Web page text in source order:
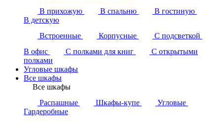
В прихожую
В спальню
В гостиную
В детскую
Встроенные
Корпусные
С подсветкой
В офис
С полками для книг
С открытыми
полками
Угловые шкафы
Все шкафы
Все шкафы
Распашные
Шкафы-купе
Угловые
Гардеробные